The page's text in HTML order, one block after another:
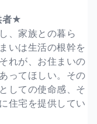
者★
、家族との暮ら
いは生活の根幹を
れが、お住まいの
ってほしい。その
しての使命感、そ
住宅を提供してい